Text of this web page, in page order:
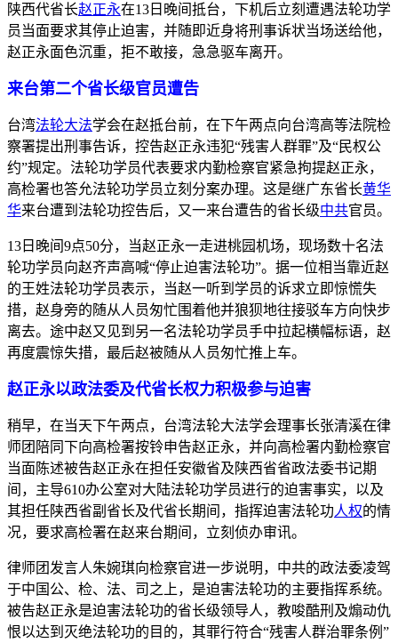
陕西代省长赵正永在13日晚间抵台，下机后立刻遭遇法轮功学
员当面要求其停止迫害，并随即近身将刑事诉状当场送给他，
赵正永面色沉重，拒不敢接，急急驱车离开。
来台第二个省长级官员遭告
台湾法轮大法学会在赵抵台前，在下午两点向台湾高等法院检
察署提出刑事告诉，控告赵正永违犯“残害人群罪”及“民权公
约”规定。法轮功学员代表要求内勤检察官紧急拘提赵正永，
高检署也答允法轮功学员立刻分案办理。这是继广东省长黄华
华来台遭到法轮功控告后，又一来台遭告的省长级中共官员。
13日晚间9点50分，当赵正永一走进桃园机场，现场数十名法
轮功学员向赵齐声高喊“停止迫害法轮功”。据一位相当靠近赵
的王姓法轮功学员表示，当赵一听到学员的诉求立即惊慌失
措，赵身旁的随从人员匆忙围着他并狼狈地往接驳车方向快步
离去。途中赵又见到另一名法轮功学员手中拉起横幅标语，赵
再度震惊失措，最后赵被随从人员匆忙推上车。
赵正永以政法委及代省长权力积极参与迫害
稍早，在当天下午两点，台湾法轮大法学会理事长张清溪在律
师团陪同下向高检署按铃申告赵正永，并向高检署内勤检察官
当面陈述被告赵正永在担任安徽省及陕西省省政法委书记期
间，主导610办公室对大陆法轮功学员进行的迫害事实，以及
其担任陕西省副省长及代省长期间，指挥迫害法轮功人权的情
况，要求高检署在赵来台期间，立刻侦办审讯。
律师团发言人朱婉琪向检察官进一步说明，中共的政法委凌驾
于中国公、检、法、司之上，是迫害法轮功的主要指挥系统。
被告赵正永是迫害法轮功的省长级领导人，教唆酷刑及煽动仇
恨以达到灭绝法轮功的目的，其罪行符合“残害人群治罪条例”